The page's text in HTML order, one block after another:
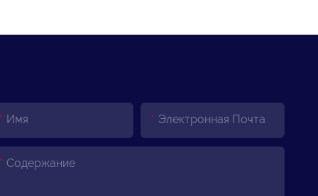
Имя Электронная Почта
Содержание